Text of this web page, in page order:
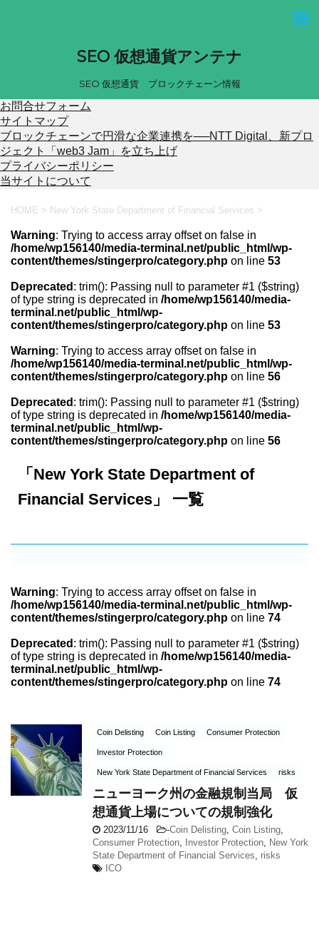
SEO 仮想通貨アンテナ
SEO 仮想通貨 ブロックチェーン情報
お問合せフォーム
サイトマップ
ブロックチェーンで円滑な企業連携を──NTT Digital、新プロ
ジェクト「web3 Jam」を立ち上げ
プライバシーポリシー
当サイトについて
HOME > New York State Department of Financial Services >
Warning: Trying to access array offset on false in
/home/wp156140/media-terminal.net/public_html/wp-
content/themes/stingerpro/category.php on line 53
Deprecated : trim(): Passing null to parameter #1 ($string)
of type string is deprecated in /home/wp156140/media-
terminal.net/public_html/wp-
content/themes/stingerpro/category.php on line 53
Warning: Trying to access array offset on false in
/home/wp156140/media-terminal.net/public_html/wp-
content/themes/stingerpro/category.php on line 56
Deprecated : trim(): Passing null to parameter #1 ($string)
of type string is deprecated in /home/wp156140/media-
terminal.net/public_html/wp-
content/themes/stingerpro/category.php on line 56
「New York State Department of
Financial Services」 一覧
Warning: Trying to access array offset on false in
/home/wp156140/media-terminal.net/public_html/wp-
content/themes/stingerpro/category.php on line 74
Deprecated : trim(): Passing null to parameter #1 ($string)
of type string is deprecated in /home/wp156140/media-
terminal.net/public_html/wp-
content/themes/stingerpro/category.php on line 74
Coin Delisting Coin Listing Consumer Protection
Investor Protection
New York State Department of Financial Services risks
ニューヨーク州の金融規制当局 仮
想通貨上場についての規制強化
2023/11/16 -Coin Delisting Coin Listing
Consumer Protection Investor Protection New York
State Department of Financial Services
risks
ICO